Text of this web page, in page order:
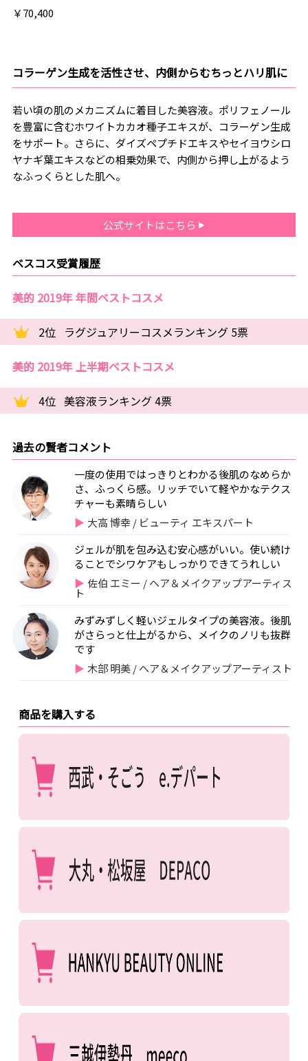
￥70,400
コラーゲン生成を活性させ、内側からむちっとハリ肌に
若い頃の肌のメカニズムに着目した美容液。ポリフェノール
を豊富に含むホワイトカカオ種子エキスが、コラーゲン生成
をサポート。さらに、ダイズペプチドエキスやセイヨウシロ
ヤナギ葉エキスなどの相乗効果で、内側から押し上がるよう
なふっくらとした肌へ。
公式サイトはこちら
ベスコス受賞履歴
美的 2019年 年間ベストコスメ
2位 ラグジュアリーコスメランキング 5票
美的 2019年 上半期ベストコスメ
4位 美容液ランキング 4票
過去の賢者コメント
一度の使用ではっきりとわかる後肌のなめらか
さ、ふっくら感。リッチでいて軽やかなテクス
チャーも素晴らしい
大高 博幸 / ビューティ エキスパート
ジェルが肌を包み込む安心感がいい。使い続け
ることでシワケアもしっかりできてうれしい
佐伯 エミー / ヘア＆メイクアップアーティス
ト
みずみずしく軽いジェルタイプの美容液。後肌
がさらっと仕上がるから、メイクのノリも抜群
です
木部 明美 / ヘア＆メイクアップアーティスト
商品を購入する